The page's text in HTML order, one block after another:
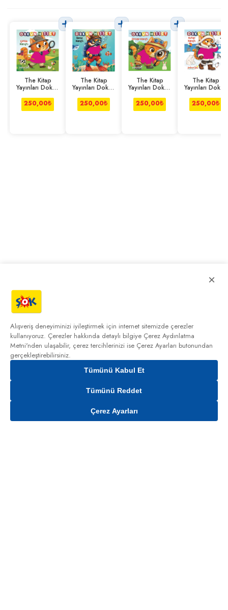
Gelince Haber Ver
The Kitap
Yayınları Dokun
Karıştı
250,00₺
The Kitap
Yayınları Dokun
Karıştı
250,00₺
The Kitap
Yayınları Dokun
Karıştı
250,00₺
The Kitap
Yayınları Dokun
Karıştı
250,00₺
×
Alışveriş deneyiminizi iyileştirmek için internet sitemizde çerezler
kullanıyoruz. Çerezler hakkında detaylı bilgiye Çerez Aydınlatma
Metni'nden ulaşabilir, çerez tercihlerinizi ise Çerez Ayarları butonundan
gerçekleştirebilirsiniz.
Tümünü Kabul Et
Tümünü Reddet
Çerez Ayarları